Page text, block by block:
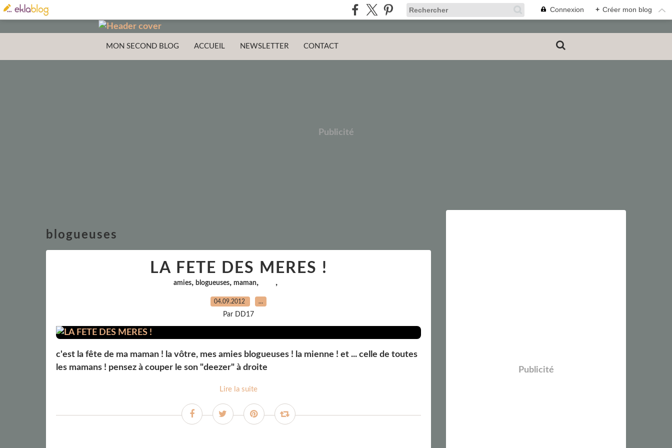
Connexion + Créer mon blog
MON SECOND BLOG ACCUEIL NEWSLETTER CONTACT
Publicité
blogueuses
LA FETE DES MERES !
amies, blogueuses, maman, ,
04.09.2012 …
Par DD17
c'est la fête de ma maman ! la vôtre, mes amies blogueuses ! la mienne ! et ... celle de toutes
les mamans ! pensez à couper le son "deezer" à droite
Lire la suite
Publicité